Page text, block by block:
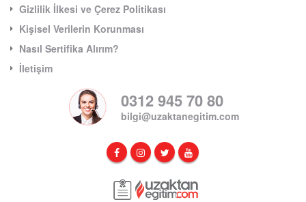
Gizlilik İlkesi ve Çerez Politikası
Kişisel Verilerin Korunması
Nasıl Sertifika Alırım?
İletişim
0312 945 70 80
bilgi@uzaktanegitim.com